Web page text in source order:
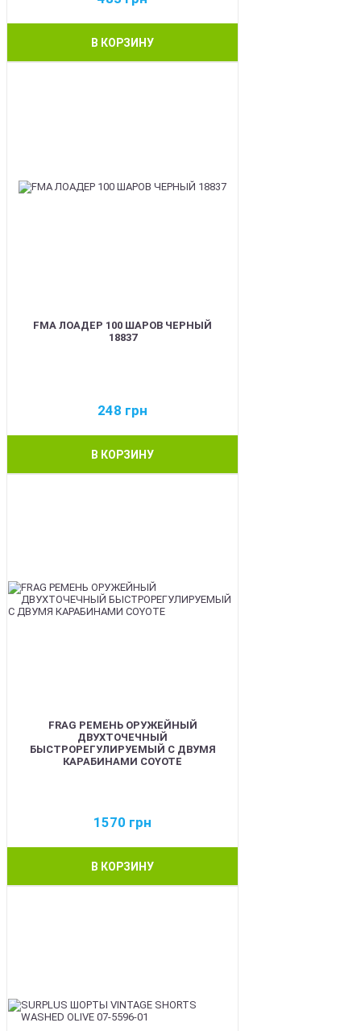
В КОРЗИНУ
FMA ЛОАДЕР 100 ШАРОВ ЧЕРНЫЙ
18837
248 грн
В КОРЗИНУ
FRAG РЕМЕНЬ ОРУЖЕЙНЫЙ
ДВУХТОЧЕЧНЫЙ
БЫСТРОРЕГУЛИРУЕМЫЙ С ДВУМЯ
КАРАБИНАМИ COYOTE
1570 грн
В КОРЗИНУ